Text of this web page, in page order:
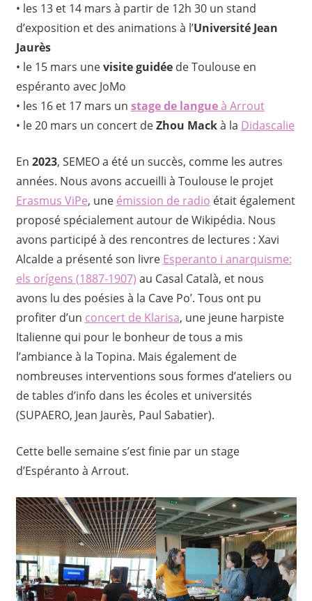
• les 13 et 14 mars à partir de 12h 30 un stand
d’exposition et des animations à l’Université Jean
Jaurès
• le 15 mars unevisite guidéede Toulouse en
espéranto avec JoMo
• les 16 et 17 mars un stage de langueà Arrout
• le 20 mars un concert deZhou Mackà la Didascalie
En 2023, SEMEO a été un succès, comme les autres
années. Nous avons accueilli à Toulouse le projet
Erasmus ViPe, une émission de radio était également
proposé spécialement autour de Wikipédia. Nous
avons participé à des rencontres de lectures : Xavi
Alcalde a présenté son livre Esperanto i anarquisme:
els orígens (1887-1907) au Casal Català, et nous
avons lu des poésies à la Cave Po’. Tous ont pu
profiter d’un concert de Klarisa, une jeune harpiste
Italienne qui pour le bonheur de tous a mis
l’ambiance à la Topina. Mais également de
nombreuses interventions sous formes d’ateliers ou
de tables d’info dans les écoles et universités
(SUPAERO, Jean Jaurès, Paul Sabatier).
Cette belle semaine s’est finie par un stage
d’Espéranto à Arrout.